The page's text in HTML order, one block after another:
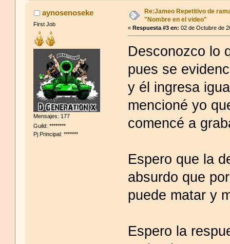
aynosenoseke
First Job
Mensajes: 177
Guild: ********
Pj Principal: *******
Re:Jameo Repetitivo de
"Nombre en el video"
«Respuesta #3 en: 02 de Octubre de
Desconozco lo
pues se
y él ingresa
mencioné yo
comencé a
Espero que la
absurdo que
puede matar y
Espero la